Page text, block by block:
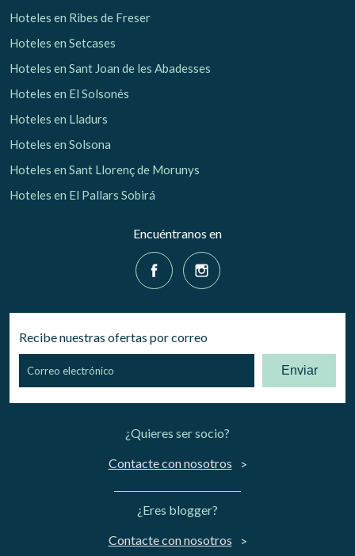
Hoteles en Ribes de Freser
Hoteles en Setcases
Hoteles en Sant Joan de les Abadesses
Hoteles en El Solsonés
Hoteles en Lladurs
Hoteles en Solsona
Hoteles en Sant Llorenç de Morunys
Hoteles en El Pallars Sobirá
Encuéntranos en
Recibe nuestras ofertas por correo
Enviar
¿Quieres ser socio?
Contacte con nosotros
¿Eres blogger?
Contacte con nosotros